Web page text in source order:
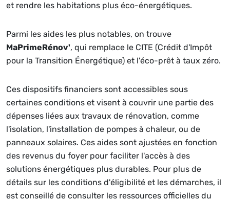
et rendre les habitations plus éco-énergétiques.
Parmi les aides les plus notables, on trouve
MaPrimeRénov', qui remplace le CITE (Crédit d'Impôt
pour la Transition Énergétique) et l'éco-prêt à taux zéro.
Ces dispositifs financiers sont accessibles sous
certaines conditions et visent à couvrir une partie des
dépenses liées aux travaux de rénovation, comme
l'isolation, l'installation de pompes à chaleur, ou de
panneaux solaires. Ces aides sont ajustées en fonction
des revenus du foyer pour faciliter l'accès à des
solutions énergétiques plus durables. Pour plus de
détails sur les conditions d'éligibilité et les démarches, il
est conseillé de consulter les ressources officielles du